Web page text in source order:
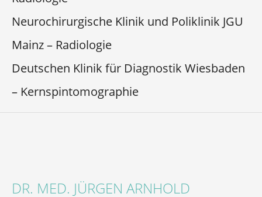
Neurochirurgische Klinik und Poliklinik JGU
Mainz – Radiologie
Deutschen Klinik für Diagnostik Wiesbaden
– Kernspintomographie
DR. MED. JÜRGEN ARNHOLD